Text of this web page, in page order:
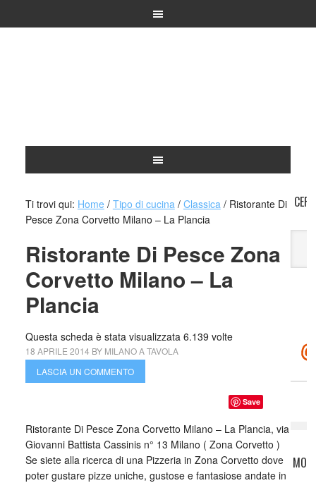
Ti trovi qui: Home / Tipo di cucina / Classica /Ristorante Di
Pesce Zona Corvetto Milano – La Plancia
Ristorante Di Pesce Zona
Corvetto Milano – La
Plancia
Questa scheda è stata visualizzata 6.139 volte
18 APRILE 2014 BY MILANO A TAVOLA
LASCIA UN COMMENTO
Save
Ristorante Di Pesce Zona Corvetto Milano – La Plancia, via
Giovanni Battista Cassinis n° 13 Milano ( Zona Corvetto )
Se siete alla ricerca di una Pizzeria in Zona Corvetto dove
poter gustare pizze uniche, gustose e fantasiose andate in